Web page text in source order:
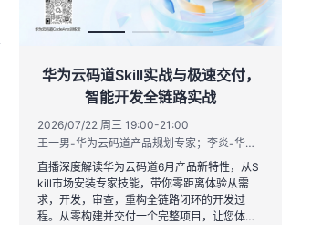
华为云码道Skill实战与极速交付，
智能开发全链路实战
2026/07/22 周三 19:00-21:00
王一男-华为云码道产品规划专家；李炎-华为云码道产品专家；姜浩-华为云HCDG核心组成员
直播深度解读华为云码道6月产品新特性，从S
kill市场安装专家技能，带你零距离体验从需
求，开发，审查，重构全链路闭环的开发过
程。从零构建并交付一个完整项目，让您体验